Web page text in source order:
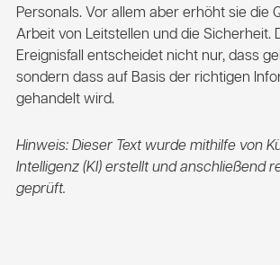
Personals. Vor allem aber erhöht sie die
Arbeit von Leitstellen und die Sicherheit.
Ereignisfall entscheidet nicht nur, dass
sondern dass auf Basis der richtigen
gehandelt wird.
Hinweis: Dieser Text wurde mithilfe von
Intelligenz (KI) erstellt und anschließend
geprüft.